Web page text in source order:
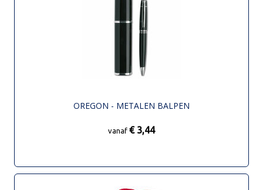
OREGON - METALEN BALPEN
vanaf € 3,44